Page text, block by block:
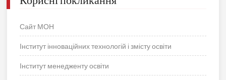
Сайт МОН
Інститут інноваційних технологій і змісту освіти
Інститут менедженту освіти